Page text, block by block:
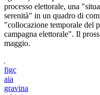
processo elettorale, una
serenità" in un quadro di
"collocazione temporale del
campagna elettorale". Il
maggio.
figc
aia
gravina